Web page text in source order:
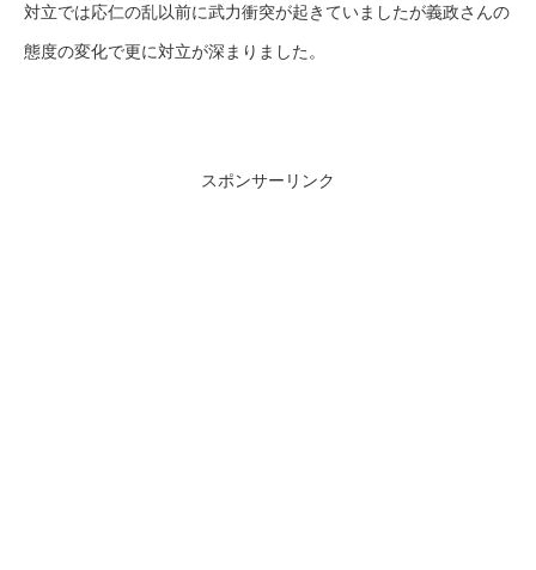
対立では応仁の乱以前に武力衝突が起きていましたが義政さんの
態度の変化で更に対立が深まりました。
スポンサーリンク